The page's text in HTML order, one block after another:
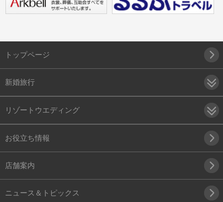
トップページ
新婚旅行
リゾートウエディング
お役立ち情報
店舗案内
ニュース＆トピックス